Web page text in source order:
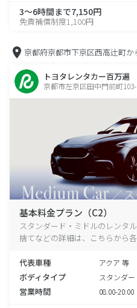
3～6時間まで7,150円
免責補償制度1,100円
京都府京都市下京区西高辻町か
トヨタレンタカー百万遍
京都市左京区田中門前町
基本料金プラン（C2）
スタンダード・ミドルのレンタ
捨てなどの詳細は、こちらから
代表車種 アクア 等
ボディタイプ スタンダ
営業時間 08:00-20:00